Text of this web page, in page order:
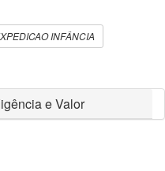
INFÂNCIA
e Valor